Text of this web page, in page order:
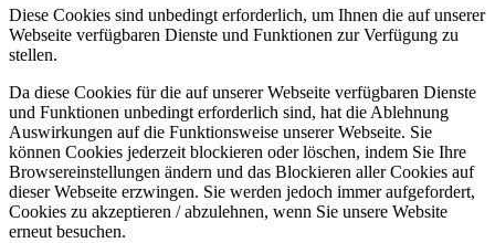
Diese Cookies sind unbedingt erforderlich, um Ihnen die auf unserer
Webseite verfügbaren Dienste und Funktionen zur Verfügung zu
stellen.
Da diese Cookies für die auf unserer Webseite verfügbaren Dienste
und Funktionen unbedingt erforderlich sind, hat die Ablehnung
Auswirkungen auf die Funktionsweise unserer Webseite. Sie
können Cookies jederzeit blockieren oder löschen, indem Sie Ihre
Browsereinstellungen ändern und das Blockieren aller Cookies auf
dieser Webseite erzwingen. Sie werden jedoch immer aufgefordert,
Cookies zu akzeptieren / abzulehnen, wenn Sie unsere Website
erneut besuchen.